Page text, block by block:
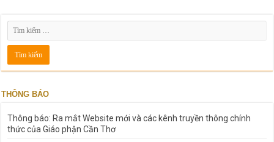
THÔNG BÁO
Thông báo: Ra mắt Website mới và các kênh truyền thông chính
thức của Giáo phận Cần Thơ